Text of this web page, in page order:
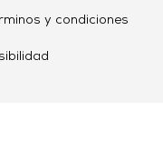
y condiciones